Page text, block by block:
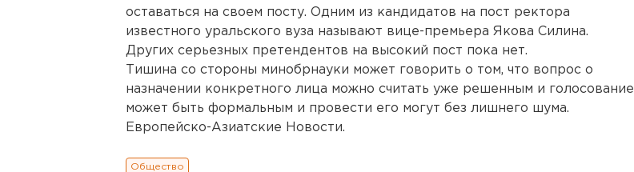
оставаться на своем посту. Одним из кандидатов на пост ректора
известного уральского вуза называют вице-премьера Якова Силина.
Других серьезных претендентов на высокий пост пока нет.
Тишина со стороны минобрнауки может говорить о том, что вопрос о
назначении конкретного лица можно считать уже решенным и голосование
может быть формальным и провести его могут без лишнего шума.
Европейско-Азиатские Новости.
Общество